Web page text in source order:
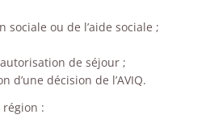
sociale ou de l’aide sociale ;
de séjour ;
d’une décision de l’AVIQ.
région :